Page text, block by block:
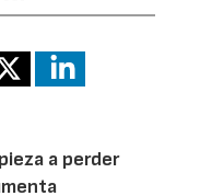
a perder